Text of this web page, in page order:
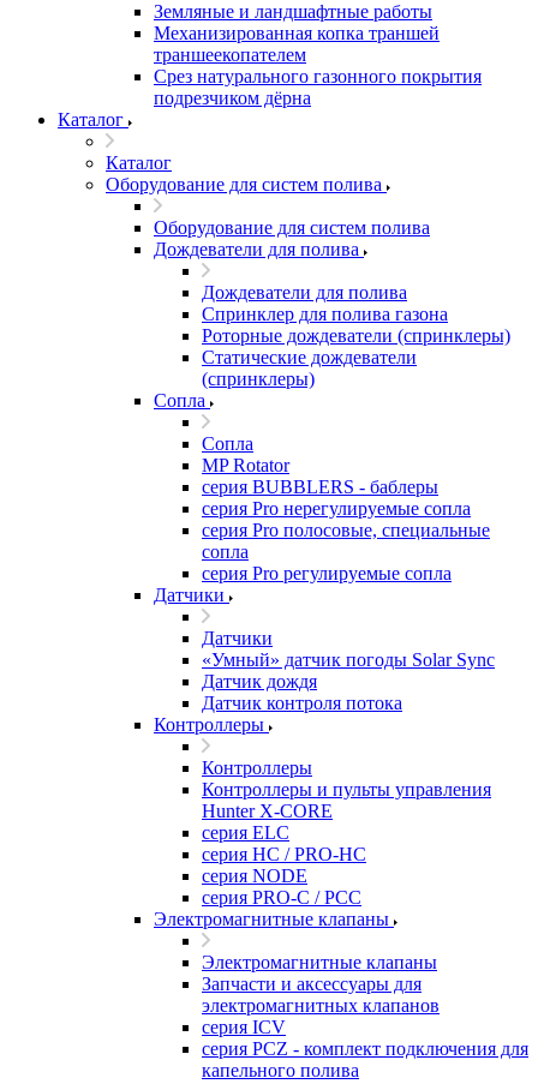
Земляные и ландшафтные работы
Механизированная копка траншей
траншеекопателем
Срез натурального газонного покрытия
подрезчиком дёрна
Каталог
Каталог
Оборудование для систем полива
Оборудование для систем полива
Дождеватели для полива
Дождеватели для полива
Cпринклер для полива газона
Роторные дождеватели (спринклеры)
Статические дождеватели
(спринклеры)
Сопла
Сопла
MP Rotator
серия BUBBLERS - баблеры
серия Pro нерегулируемые сопла
серия Pro полосовые, специальные
сопла
серия Pro регулируемые сопла
Датчики
Датчики
«Умный» датчик погоды Solar Sync
Датчик дождя
Датчик контроля потока
Контроллеры
Контроллеры
Контроллеры и пульты управления
Hunter X-CORE
серия ELC
серия HC / PRO-HC
серия NODE
серия PRO-C / PCC
Электромагнитные клапаны
Электромагнитные клапаны
Запчасти и аксессуары для
электромагнитных клапанов
серия ICV
серия PCZ - комплект подключения для
капельного полива